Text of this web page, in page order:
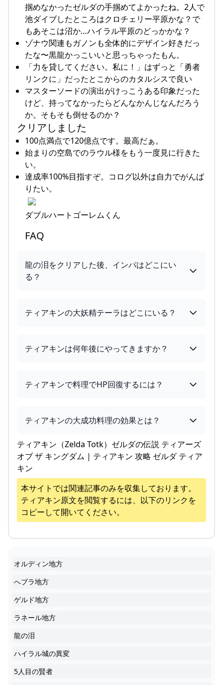
掴めなかったゼルダの手掴めてよかったね。2人で
池ダイブしたところはクロチェリー平原かな？で
もあそこは沼か…ハイラル平原のどっかかな？
ゾナウ関連もガノンも全体的にデザイン好きだっ
たな〜黒龍かっこいいと思っちゃったもん。
「力を貸してください。私に！」はずっと「勇者
リンクに」だったとこからのカタルシスで良い
マスターソードの演出がけっこうある印象だった
けど、持ってなかったらどんなかんじなんだろう
か。そもそも倒せるのか？
クリアしました
100点満点で120億点です。最高だぁ。
始まりの空島でのラウル様をもう一度見に行きた
い。
達成率100%目指すぞ。コログ以外は自力でがんば
りたい。
ダブルハートゴーレムくん
FAQ
龍の泪をクリアした後、インパはどこにい
る？
ティアキンの大妖精テーラはどこにいる？
ティアキンは何年後にやってきますか？
ティアキンで料理でHP回復するには？
ティアキンの大成功料理の効果とは？
ティアキン（Zelda Totk）ゼルダの伝説 ティアーズ
オブ ザ キングダム | ティアキン 攻略 ゼルダ ティア
キン
本サイトでは関連記事のみを収集しております。
ティアキン原文を閲覧するには、以下のリンクを
コピーして開いてください。
オルディン地方
へブラ地方
ゲルド地方
ラネール地方
龍の泪
ハイラル城の異変
5人目の賢者